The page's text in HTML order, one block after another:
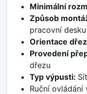
Minimální
Způsob
pracovní desku
Orientace
Provedení
dřezu
Typ výpusti:
Ruční